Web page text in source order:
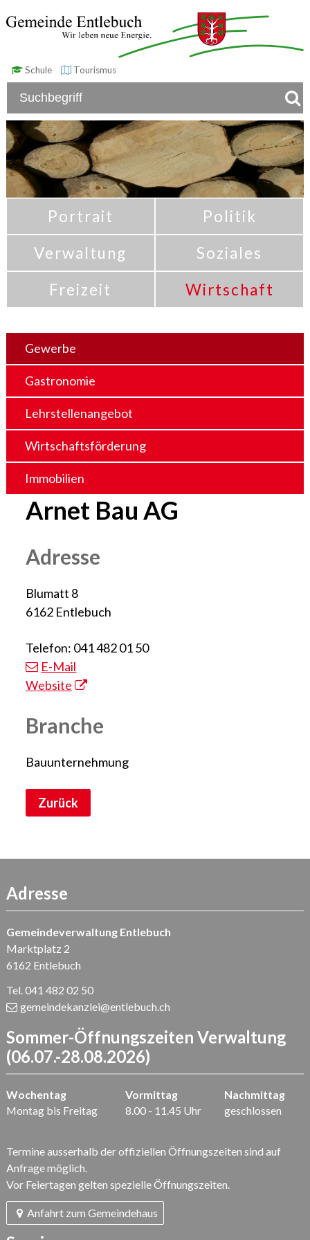
Schule Tourismus
Portrait
Politik
Verwaltung
Soziales
Freizeit
Wirtschaft
Gewerbe
Gastronomie
Lehrstellenangebot
Wirtschaftsförderung
Immobilien
Arnet Bau AG
Adresse
Blumatt 8
6162 Entlebuch
Telefon: 041 482 01 50
E-Mail
Website
Branche
Bauunternehmung
Zurück
Adresse
Gemeindeverwaltung Entlebuch
Marktplatz 2
6162 Entlebuch
Tel. 041 482 02 50
gemeindekanzlei@entlebuch.ch
Sommer-Öffnungszeiten Verwaltung
(06.07.-28.08.2026)
Wochentag Vormittag
Nachmittag
Montag bis Freitag
8.00 - 11.45 Uhr geschlossen
Termine ausserhalb der offiziellen Öffnungszeiten sind auf
Anfrage möglich.
Vor Feiertagen gelten spezielle Öffnungszeiten.
Anfahrt zum Gemeindehaus